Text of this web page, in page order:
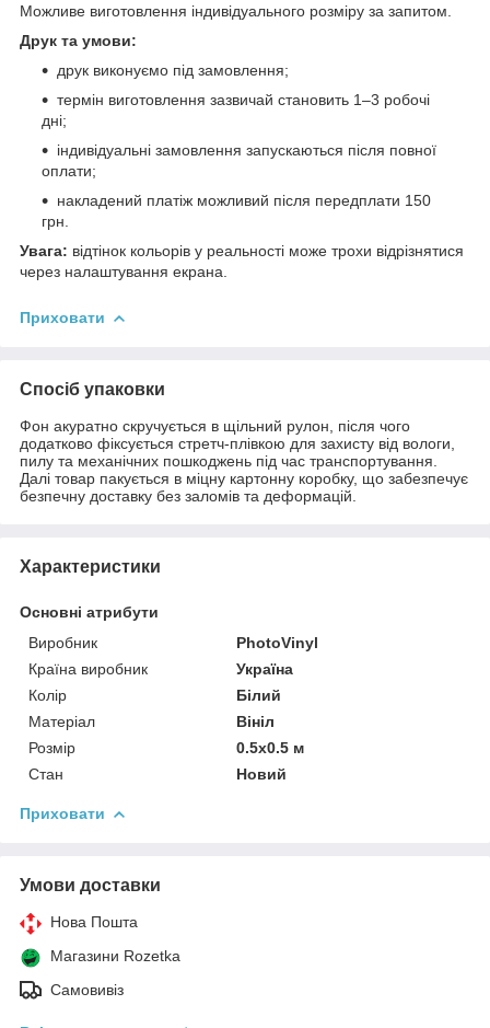
Можливе виготовлення індивідуального розміру за запитом.
Друк та умови:
друк виконуємо під замовлення;
термін виготовлення зазвичай становить 1–3 робочі
дні;
індивідуальні замовлення запускаються після повної
оплати;
накладений платіж можливий після передплати 150
грн.
Увага: відтінок кольорів у реальності може трохи відрізнятися
через налаштування екрана.
Приховати
Спосіб упаковки
Фон акуратно скручується в щільний рулон, після чого
додатково фіксується стретч-плівкою для захисту від вологи,
пилу та механічних пошкоджень під час транспортування.
Далі товар пакується в міцну картонну коробку, що забезпечує
безпечну доставку без заломів та деформацій.
Характеристики
Основні атрибути
Виробник
PhotoVinyl
Країна виробник
Україна
Колір
Білий
Матеріал
Вініл
Розмір
0.5x0.5 м
Стан
Новий
Приховати
Умови доставки
Нова Пошта
Магазини Rozetka
Самовивіз